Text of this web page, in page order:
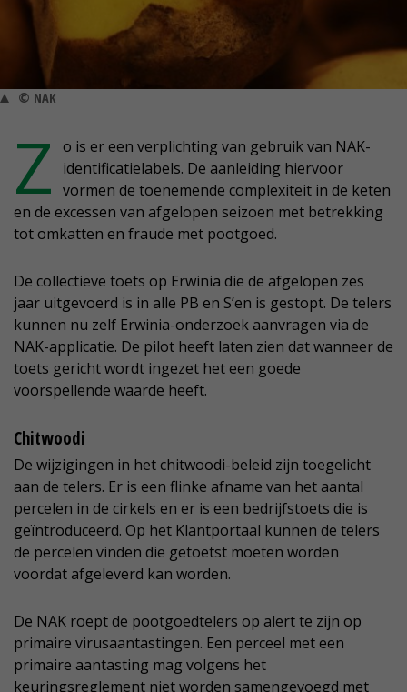
© NAK
Z o is er een verplichting van gebruik van NAK-
identificatielabels. De aanleiding hiervoor
vormen de toenemende complexiteit in de keten
en de excessen van afgelopen seizoen met betrekking
tot omkatten en fraude met pootgoed.
De collectieve toets op Erwinia die de afgelopen zes
jaar uitgevoerd is in alle PB en S’en is gestopt. De telers
kunnen nu zelf Erwinia-onderzoek aanvragen via de
NAK-applicatie. De pilot heeft laten zien dat wanneer de
toets gericht wordt ingezet het een goede
voorspellende waarde heeft.
Chitwoodi
De wijzigingen in het chitwoodi-beleid zijn toegelicht
aan de telers. Er is een flinke afname van het aantal
percelen in de cirkels en er is een bedrijfstoets die is
geïntroduceerd. Op het Klantportaal kunnen de telers
de percelen vinden die getoetst moeten worden
voordat afgeleverd kan worden.
De NAK roept de pootgoedtelers op alert te zijn op
primaire virusaantastingen. Een perceel met een
primaire aantasting mag volgens het
keuringsreglement niet worden samengevoegd met